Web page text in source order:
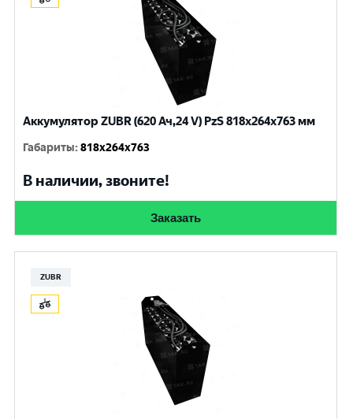
Аккумулятор ZUBR (620 Ач,24 V) PzS 818x264x763 мм
Габариты:818x264x763
В наличии, звоните!
Заказать
ZUBR